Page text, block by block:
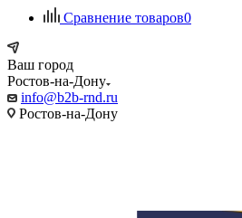
Сравнение товаров0
Ваш город
Ростов-на-Дону
info@b2b-rnd.ru
Ростов-на-Дону